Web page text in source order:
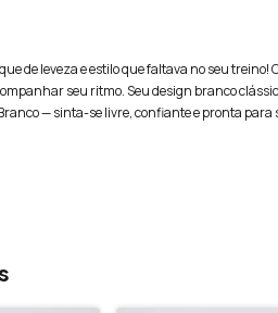
de leveza e estilo que faltava no seu
seu ritmo. Seu design branco
— sinta-se livre, confiante e pronta